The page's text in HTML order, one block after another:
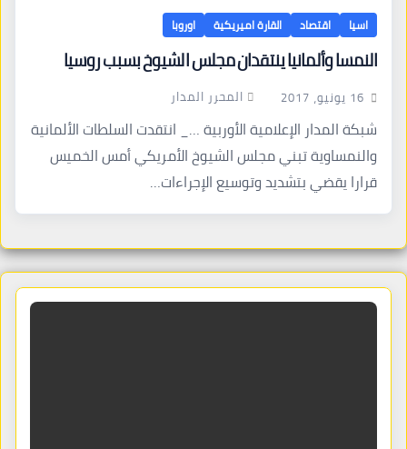
اسيا اقتصاد القارة اميريكية اوروبا
النمسا وألمانيا ينتقدان مجلس الشيوخ بسبب روسيا
16 يونيو، 2017 المحرر المدار
شبكة المدار الإعلامية الأوربية …_ انتقدت السلطات الألمانية
والنمساوية تبني مجلس الشيوخ الأمريكي أمس الخميس
قرارا يقضي بتشديد وتوسيع الإجراءات…